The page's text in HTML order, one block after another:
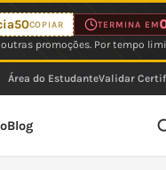
COPIAR TERMINA EM
promoções. Por tempo
Área do EstudanteValidar
Blog